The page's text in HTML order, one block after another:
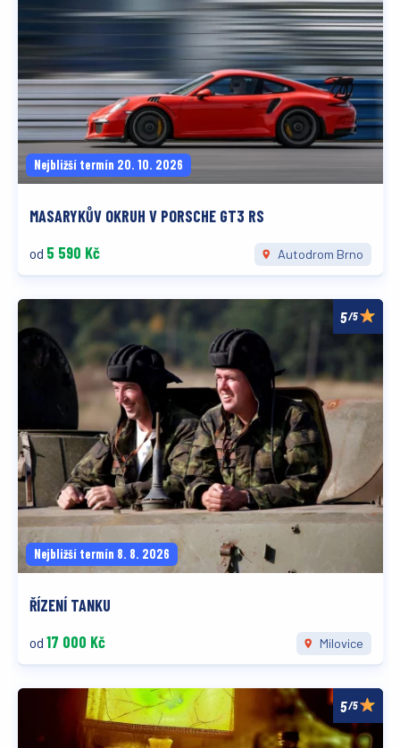
Nejbližší termín 20. 10. 2026
MASARYKŮV OKRUH V PORSCHE GT3 RS
od 5 590 Kč Autodrom Brno
/5
Nejbližší termín 8. 8. 2026
ŘÍZENÍ TANKU
od 17 000 Kč Milovice
/5